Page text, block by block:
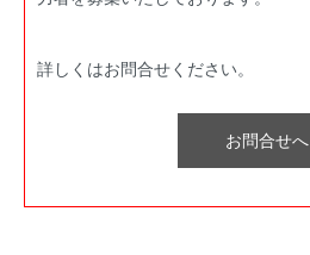
詳しくはお問合せください。
お問合せへ